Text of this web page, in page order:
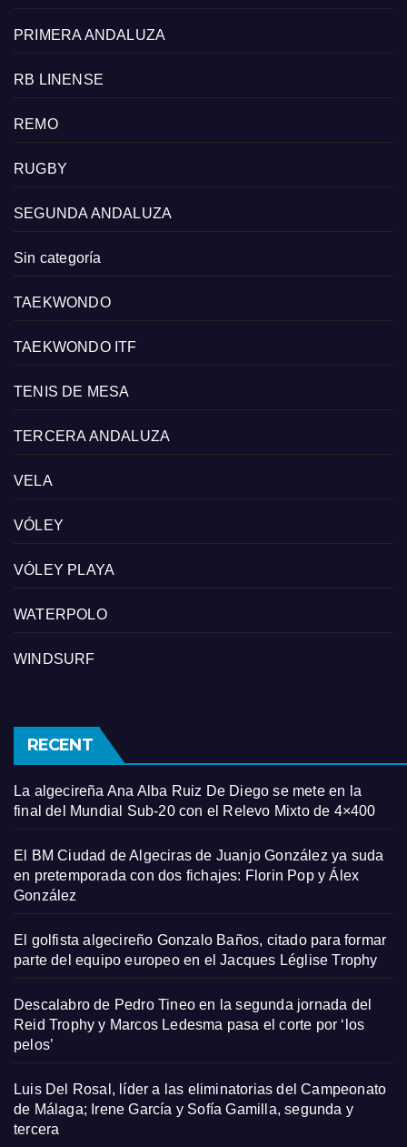
PRIMERA ANDALUZA
RB LINENSE
REMO
RUGBY
SEGUNDA ANDALUZA
Sin categoría
TAEKWONDO
TAEKWONDO ITF
TENIS DE MESA
TERCERA ANDALUZA
VELA
VÓLEY
VÓLEY PLAYA
WATERPOLO
WINDSURF
RECENT
La algecireña Ana Alba Ruiz De Diego se mete en la
final del Mundial Sub-20 con el Relevo Mixto de 4×400
El BM Ciudad de Algeciras de Juanjo González ya suda
en pretemporada con dos fichajes: Florin Pop y Álex
González
El golfista algecireño Gonzalo Baños, citado para formar
parte del equipo europeo en el Jacques Léglise Trophy
Descalabro de Pedro Tineo en la segunda jornada del
Reid Trophy y Marcos Ledesma pasa el corte por ‘los
pelos’
Luis Del Rosal, líder a las eliminatorias del Campeonato
de Málaga; Irene García y Sofía Gamilla, segunda y
tercera